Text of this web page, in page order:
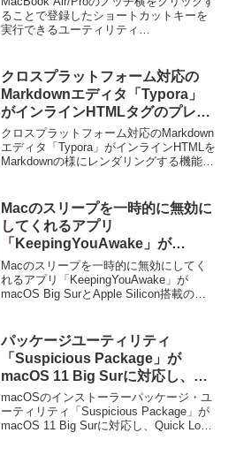
ース。
ることで登録したショートカットキーを
実行できるユーティリティ
クロスプラットフォーム対応の
Markdownエディタ「Typora」
がインラインHTMLタグのプレビ
ューをサポート。
クロスプラットフォーム対応のMarkdown
エディタ「Typora」がインラインHTMLを
Markdownの様にレンダリングする機能を
Macのスリープを一時的に無効に
してくれるアプリ
「KeepingYouAwake」が
macOS Big SurとApple Silicon
搭載のMacに初期対応。
Macのスリープを一時的に無効にしてく
れるアプリ「KeepingYouAwake」が
macOS Big SurとApple Silicon搭載の
パッケージユーティリティ
「Suspicious Package」が
macOS 11 Big Surに対応し、
Quick Look機能を刷新。
macOSのインストーラーパッケージ・ユ
ーティリティ「Suspicious Package」が
macOS 11 Big Surに対応し、Quick Look